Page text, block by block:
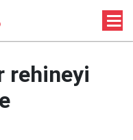
rehineyi